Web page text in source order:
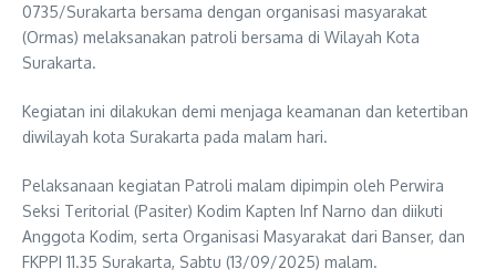
0735/Surakarta bersama dengan organisasi masyarakat
(Ormas) melaksanakan patroli bersama di Wilayah Kota
Surakarta.
Kegiatan ini dilakukan demi menjaga keamanan dan ketertiban
diwilayah kota Surakarta pada malam hari.
Pelaksanaan kegiatan Patroli malam dipimpin oleh Perwira
Seksi Teritorial (Pasiter) Kodim Kapten Inf Narno dan diikuti
Anggota Kodim, serta Organisasi Masyarakat dari Banser, dan
FKPPI 11.35 Surakarta, Sabtu (13/09/2025) malam.